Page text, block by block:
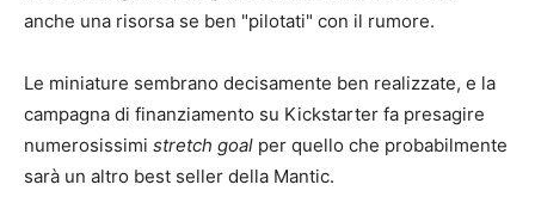
anche una risorsa se ben "pilotati" con il rumore.
Le miniature sembrano decisamente ben realizzate, e la
campagna di finanziamento su Kickstarter fa presagire
numerosissimi stretch goal per quello che probabilmente
sarà un altro best seller della Mantic.